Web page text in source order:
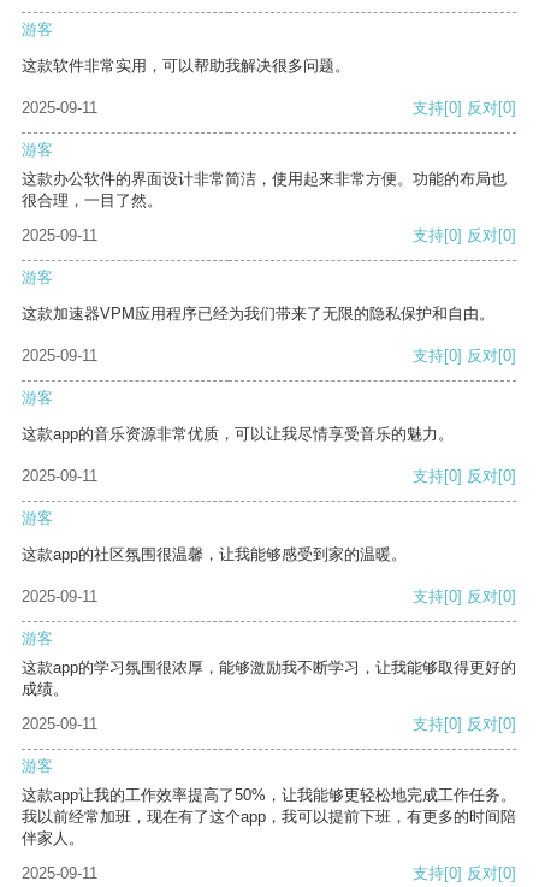
游客
这款软件非常实用，可以帮助我解决很多问题。
2025-09-11 支持[0] 反对[0]
游客
这款办公软件的界面设计非常简洁，使用起来非常方便。功能的布局也
很合理，一目了然。
2025-09-11
支持[0] 反对[0]
游客
这款加速器VPM应用程序已经为我们带来了无限的隐私保护和自由。
2025-09-11 支持[0] 反对[0]
游客
这款app的音乐资源非常优质，可以让我尽情享受音乐的魅力。
2025-09-11 支持[0] 反对[0]
游客
这款app的社区氛围很温馨，让我能够感受到家的温暖。
2025-09-11 支持[0] 反对[0]
游客
这款app的学习氛围很浓厚，能够激励我不断学习，让我能够取得更好的
成绩。
2025-09-11
支持[0] 反对[0]
游客
这款app让我的工作效率提高了50%，让我能够更轻松地完成工作任务。
我以前经常加班，现在有了这个app，我可以提前下班，有更多的时间陪
伴家人。
2025-09-11
支持[0] 反对[0]